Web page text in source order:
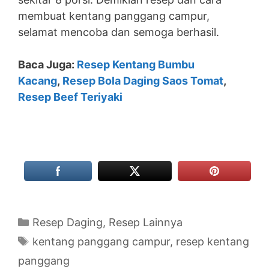
membuat kentang panggang campur,
selamat mencoba dan semoga berhasil.
Baca Juga: Resep Kentang Bumbu
Kacang, Resep Bola Daging Saos Tomat,
Resep Beef Teriyaki
Categories
Resep Daging, Resep Lainnya
Tags
kentang panggang campur, resep kentang
panggang